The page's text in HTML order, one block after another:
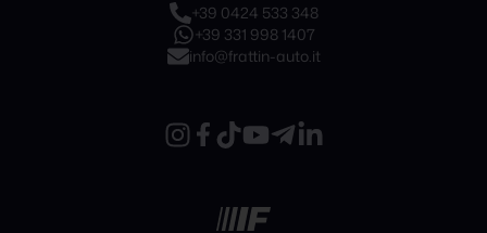
+39 0424 533 348
+39 331 998 1407
info@frattin-auto.it